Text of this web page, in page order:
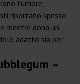
l’umore,
riportano spesso
mentre dona un
adatto sia per
–